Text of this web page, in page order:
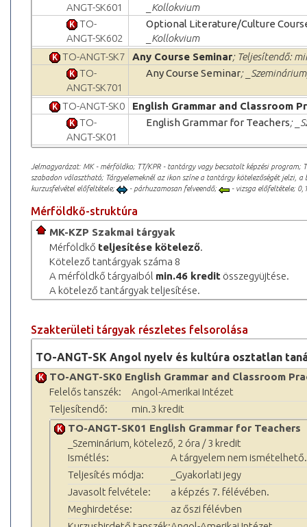
ANGT-SK601
_Kollokvium
TO-
ANGT-SK602
Optional Literature/Culture
_Kollokvium
TO-ANGT-SK7
Any Course Seminar; Teljesítendő:
TO-
ANGT-SK701
Any Course Seminar;
TO-ANGT-SK0
English Grammar and Classroom
TO-
ANGT-SK01
English Grammar for Teachers;
Jelmagyarázat: MK - mérföldko; TT/KPR - tantárgy vagy becsatolt képzési program;
szabadon választható; Tárgyelemeknél az ikon színe a tantárgy kötelezőségét jelzi,
kurzusfelvétel előfeltétele;
- párhuzamosan felveendő; - vizsga előfeltétele;
Mérföldkő-struktúra
MK-KZP Szakmai tárgyak
Mérföldkő teljesítése kötelező.
Kötelező tantárgyak száma 8
A mérföldkő tárgyaiból min.46 kredit összegyüjtése.
A kötelező tantárgyak teljesítése.
Szakterületi tárgyak részletes felsorolása
TO-ANGT-SK Angol nyelv és kultúra osztatlan
TO-ANGT-SK0 English Grammar and Classroom
Felelős tanszék:
Angol-Amerikai Intézet
Teljesítendő:
min.3 kredit
TO-ANGT-SK01 English Grammar for Teachers
_Szeminárium, kötelező, 2 óra / 3 kredit
Ismétlés:
A tárgyelem nem ismételhető.
Teljesítés módja:
_Gyakorlati jegy
Javasolt felvétele:
a képzés 7. félévében.
Meghirdetése:
az őszi félévben